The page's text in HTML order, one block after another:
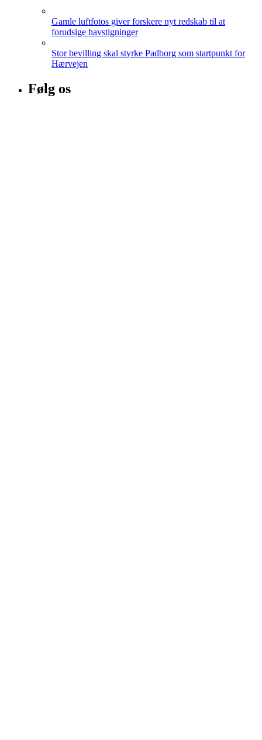
Gamle luftfotos giver forskere nyt redskab til at
forudsige havstigninger
Stor bevilling skal styrke Padborg som startpunkt for
Hærvejen
Følg os